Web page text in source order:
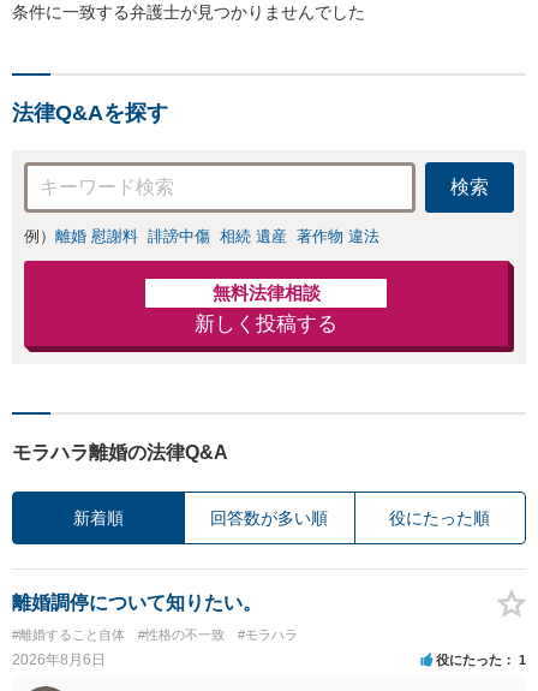
条件に一致する弁護士が見つかりませんでした
法律Q&Aを探す
検索
例） 離婚 慰謝料 誹謗中傷 相続 遺産 著作物 違法
無料法律相談
新しく投稿する
モラハラ離婚の法律Q&A
新着順 回答数が多い順 役にたった順
離婚調停について知りたい。
#離婚すること自体 #性格の不一致 #モラハラ
2026年8月6日 役にたった 1